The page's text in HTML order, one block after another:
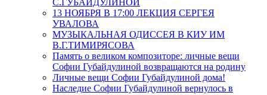
С.ГУБАЙДУЛИНОЙ
13 НОЯБРЯ В 17:00 ЛЕКЦИЯ СЕРГЕЯ
УВАЛОВА
МУЗЫКАЛЬНАЯ ОДИССЕЯ В КИУ ИМ
В.Г.ТИМИРЯСОВА
Память о великом композиторе: личные вещи
Софии Губайдулиной возвращаются на родину
Личные вещи Софии Губайдулиной дома!
Наследие Софии Губайдулиной вернулось в